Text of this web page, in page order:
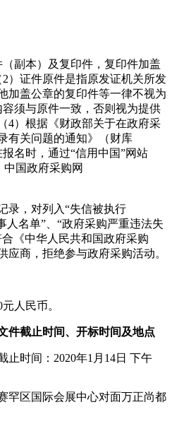
副本）及复印件，复印件加盖
）证件原件是指原发证机关所发
加盖公章的复印件等一律不视为
须与原件一致，否则视为提供
4）根据《财政部关于在政府采
有关问题的通知》（财库
报名时，通过“信用中国”网站
中国政府采购网
录，对列入“失信被执行
人名单”、“政府采购严重违法失
《中华人民共和国政府采购
应商，拒绝参与政府采购活动。
人民币。
截止时间、开标时间及地点
时间：2020年1月14日 下午
区国际会展中心对面万正尚都